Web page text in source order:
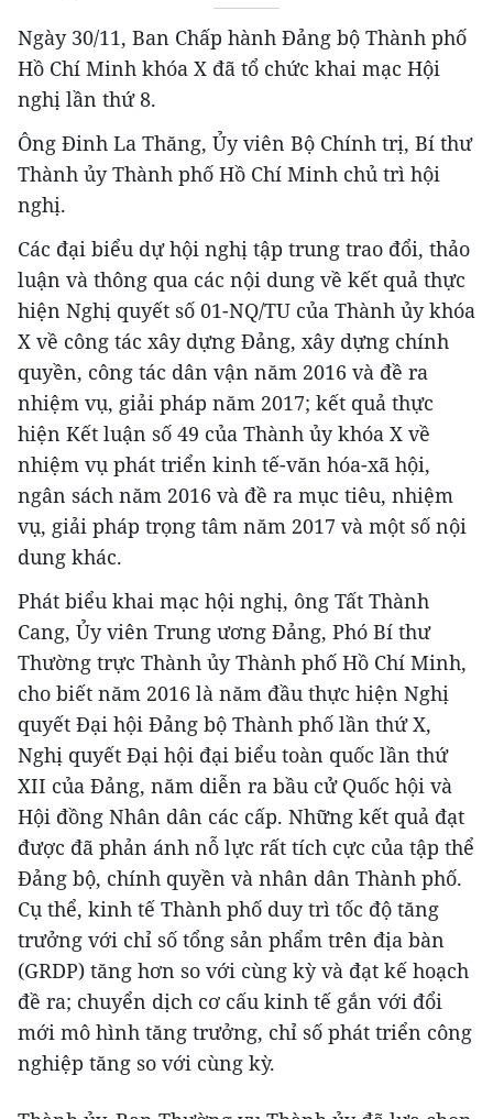
Ngày 30/11, Ban Chấp hành Đảng bộ Thành phố
Hồ Chí Minh khóa X đã tổ chức khai mạc Hội
nghị lần thứ 8.
Ông Đinh La Thăng, Ủy viên Bộ Chính trị, Bí thư
Thành ủy Thành phố Hồ Chí Minh chủ trì hội
nghị.
Các đại biểu dự hội nghị tập trung trao đổi, thảo
luận và thông qua các nội dung về kết quả thực
hiện Nghị quyết số 01-NQ/TU của Thành ủy khóa
X về công tác xây dựng Đảng, xây dựng chính
quyền, công tác dân vận năm 2016 và đề ra
nhiệm vụ, giải pháp năm 2017; kết quả thực
hiện Kết luận số 49 của Thành ủy khóa X về
nhiệm vụ phát triển kinh tế-văn hóa-xã hội,
ngân sách năm 2016 và đề ra mục tiêu, nhiệm
vụ, giải pháp trọng tâm năm 2017 và một số nội
dung khác.
Phát biểu khai mạc hội nghị, ông Tất Thành
Cang, Ủy viên Trung ương Đảng, Phó Bí thư
Thường trực Thành ủy Thành phố Hồ Chí Minh,
cho biết năm 2016 là năm đầu thực hiện Nghị
quyết Đại hội Đảng bộ Thành phố lần thứ X,
Nghị quyết Đại hội đại biểu toàn quốc lần thứ
XII của Đảng, năm diễn ra bầu cử Quốc hội và
Hội đồng Nhân dân các cấp. Những kết quả đạt
được đã phản ánh nỗ lực rất tích cực của tập thể
Đảng bộ, chính quyền và nhân dân Thành phố.
Cụ thể, kinh tế Thành phố duy trì tốc độ tăng
trưởng với chỉ số tổng sản phẩm trên địa bàn
(GRDP) tăng hơn so với cùng kỳ và đạt kế hoạch
đề ra; chuyển dịch cơ cấu kinh tế gắn với đổi
mới mô hình tăng trưởng, chỉ số phát triển công
nghiệp tăng so với cùng kỳ.